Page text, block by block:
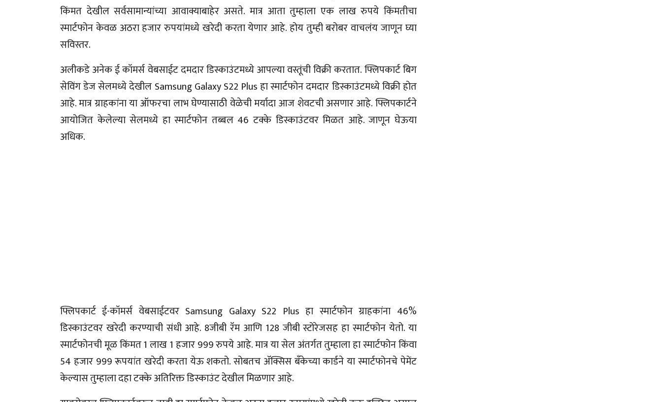
किंमत देखील सर्वसामान्यांच्या आवाक्याबाहेर असते. मात्र आता तुम्हाला एक लाख रुपये किंमतीचा
स्मार्टफोन केवळ अठरा हजार रुपयांमध्ये खरेदी करता येणार आहे. होय तुम्ही बरोबर वाचलंय जाणून घ्या
सविस्तर.
अलीकडे अनेक ई कॉमर्स वेबसाईट दमदार डिस्काउंटमध्ये आपल्या वस्तूंची विक्री करतात. फ्लिपकार्ट बिग
सेविंग डेज सेलमध्ये देखील Samsung Galaxy S22 Plus हा स्मार्टफोन दमदार डिस्काउंटमध्ये विक्री होत
आहे. मात्र ग्राहकांना या ऑफरचा लाभ घेण्यासाठी वेळेची मर्यादा आज शेवटची असणार आहे. फ्लिपकार्टने
आयोजित केलेल्या सेलमध्ये हा स्मार्टफोन तब्बल 46 टक्के डिस्काउंटवर मिळत आहे. जाणून घेऊया
अधिक.
फ्लिपकार्ट ई-कॉमर्स वेबसाईटवर Samsung Galaxy S22 Plus हा स्मार्टफोन ग्राहकांना 46%
डिस्काउंटवर खरेदी करण्याची संधी आहे. 8जीबी रॅम आणि 128 जीबी स्टोरेजसह हा स्मार्टफोन येतो. या
स्मार्टफोनची मूळ किंमत 1 लाख 1 हजार 999 रुपये आहे. मात्र या सेल अंतर्गत तुम्हाला हा स्मार्टफोन किंवा
54 हजार 999 रूपयांत खरेदी करता येऊ शकतो. सोबतच ॲक्सिस बँकेच्या कार्डने या स्मार्टफोनचे पेमेंट
केल्यास तुम्हाला दहा टक्के अतिरिक्त डिस्काउंट देखील मिळणार आहे.